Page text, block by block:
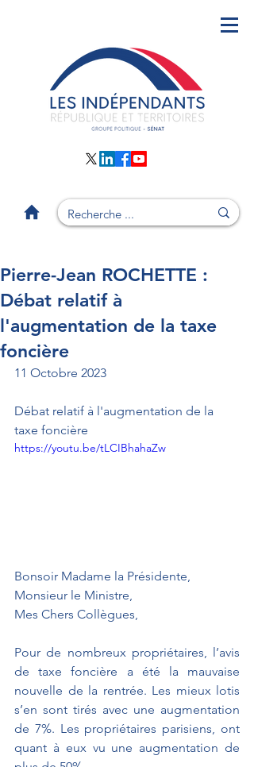
Pierre-Jean ROCHETTE :
Débat relatif à
l'augmentation de la taxe
foncière
11 Octobre 2023
Débat relatif à l'augmentation de la
taxe foncière
https://youtu.be/tLCIBhahaZw
Bonsoir Madame la Présidente,
Monsieur le Ministre,
Mes Chers Collègues,
Pour de nombreux propriétaires, l’avis
de taxe foncière a été la mauvaise
nouvelle de la rentrée. Les mieux lotis
s’en sont tirés avec une augmentation
de 7%. Les propriétaires parisiens, ont
quant à eux vu une augmentation de